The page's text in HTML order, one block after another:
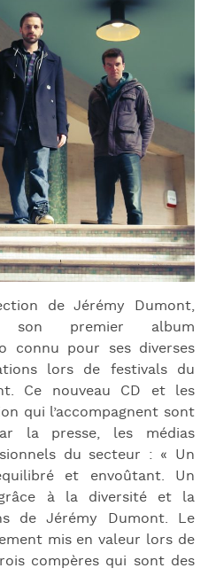
de Jérémy Dumont,
premier album
connu pour ses diverses
lors de festivals du
Ce nouveau CD et les
qui l’accompagnent sont
la presse, les médias
du secteur : « Un
et envoûtant. Un
à la diversité et la
de Jérémy Dumont. Le
mis en valeur lors de
compères qui sont des